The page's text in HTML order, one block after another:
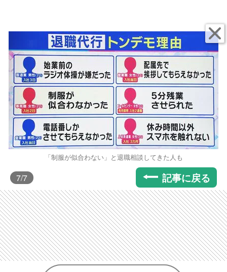
「制服が似合わない」と退職相談してきた人も
7/7 記事に戻る